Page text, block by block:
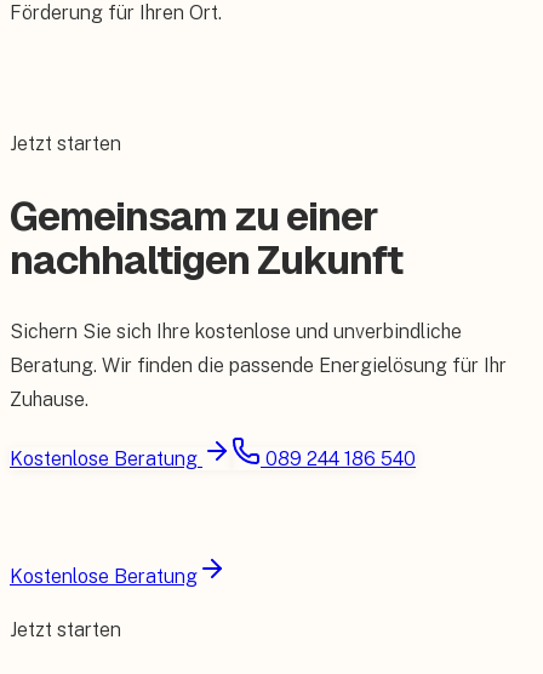
Förderung für Ihren Ort.
Jetzt starten
Gemeinsam zu einer
nachhaltigen Zukunft
Sichern Sie sich Ihre kostenlose und unverbindliche
Beratung. Wir finden die passende Energielösung für Ihr
Zuhause.
Kostenlose Beratung 089 244 186 540
Kostenlose Beratung
Jetzt starten